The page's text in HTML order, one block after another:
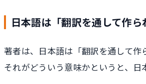
日本語は「翻訳を通して作ら
著者は、日本語は「翻訳を通して作
それがどういう意味かというと、日